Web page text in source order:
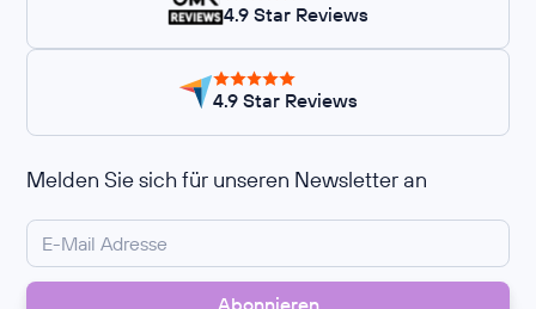
4.9 Star Reviews
4.9 Star Reviews
Melden Sie sich für unseren Newsletter an